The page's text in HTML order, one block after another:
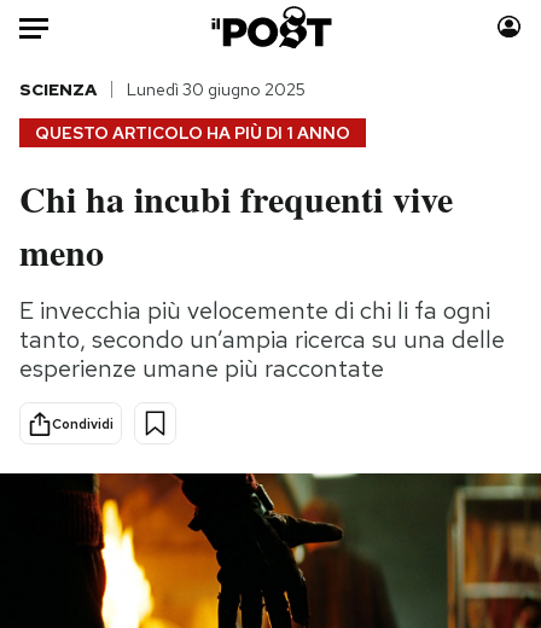
Auto
HOME
Italia
Politica
Tecnologia
Internet
Scienza
Cultura
Economia
Sport
Moda
Storie/Idee
Ok Boomer!
Media
Mondiali calcio 2026
PODCAST
QUESTO ARTICOLO HA PIÙ DI 1 ANNO
SCIENZA Lunedì 30 giugno 2025
Chi ha incubi frequenti vive
meno
E invecchia più velocemente di chi li fa ogni
tanto, secondo un’ampia ricerca su una delle
esperienze umane più raccontate
Condividi